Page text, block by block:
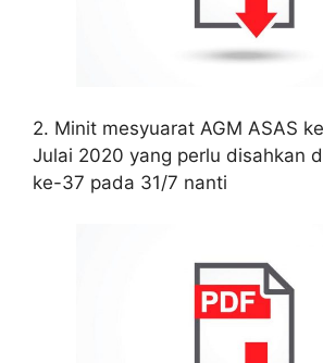
2. Minit mesyuarat AGM ASAS
Julai 2020 yang perlu disahkan
ke-37 pada 31/7 nanti